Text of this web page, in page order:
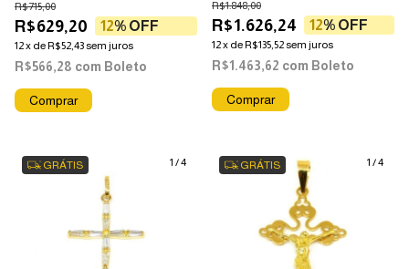
R$629,20
R$715,00
12% OFF
12x deR$52,43sem juros
R$566,28 com Boleto
R$1.626,24
R$1.848,00
12% OFF
12x deR$135,52sem juros
R$1.463,62 com Boleto
1 /4
GRÁTIS 1 /4
GRÁTIS